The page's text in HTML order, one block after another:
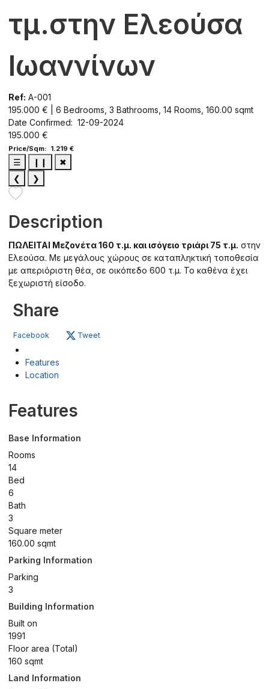
τμ.στην Ελεούσα
Ιωαννίνων
Ref: A-001
195.000 € | 6 Bedrooms, 3 Bathrooms, 14 Rooms, 160.00 sqmt
Date Confirmed: 12-09-2024
195.000 €
Price/Sqm: 1.219 €
☰ ❙❙
✖
❮
❯
Description
ΠΩΛΕΙΤΑΙ Μεζονέτα 160 τ.μ. και ισόγειο τριάρι 75 τ.μ. στην
Ελεούσα. Με μεγάλους χώρους σε καταπληκτική τοποθεσία
με απεριόριστη θέα, σε οικόπεδο 600 τ.μ. Το καθένα έχει
ξεχωριστή είσοδο.
Share
Facebook Tweet
Features
Location
Features
Base Information
Rooms
14
Bed
6
Bath
3
Square meter
160.00 sqmt
Parking Information
Parking
3
Building Information
Built on
1991
Floor area (Total)
160 sqmt
Land Information